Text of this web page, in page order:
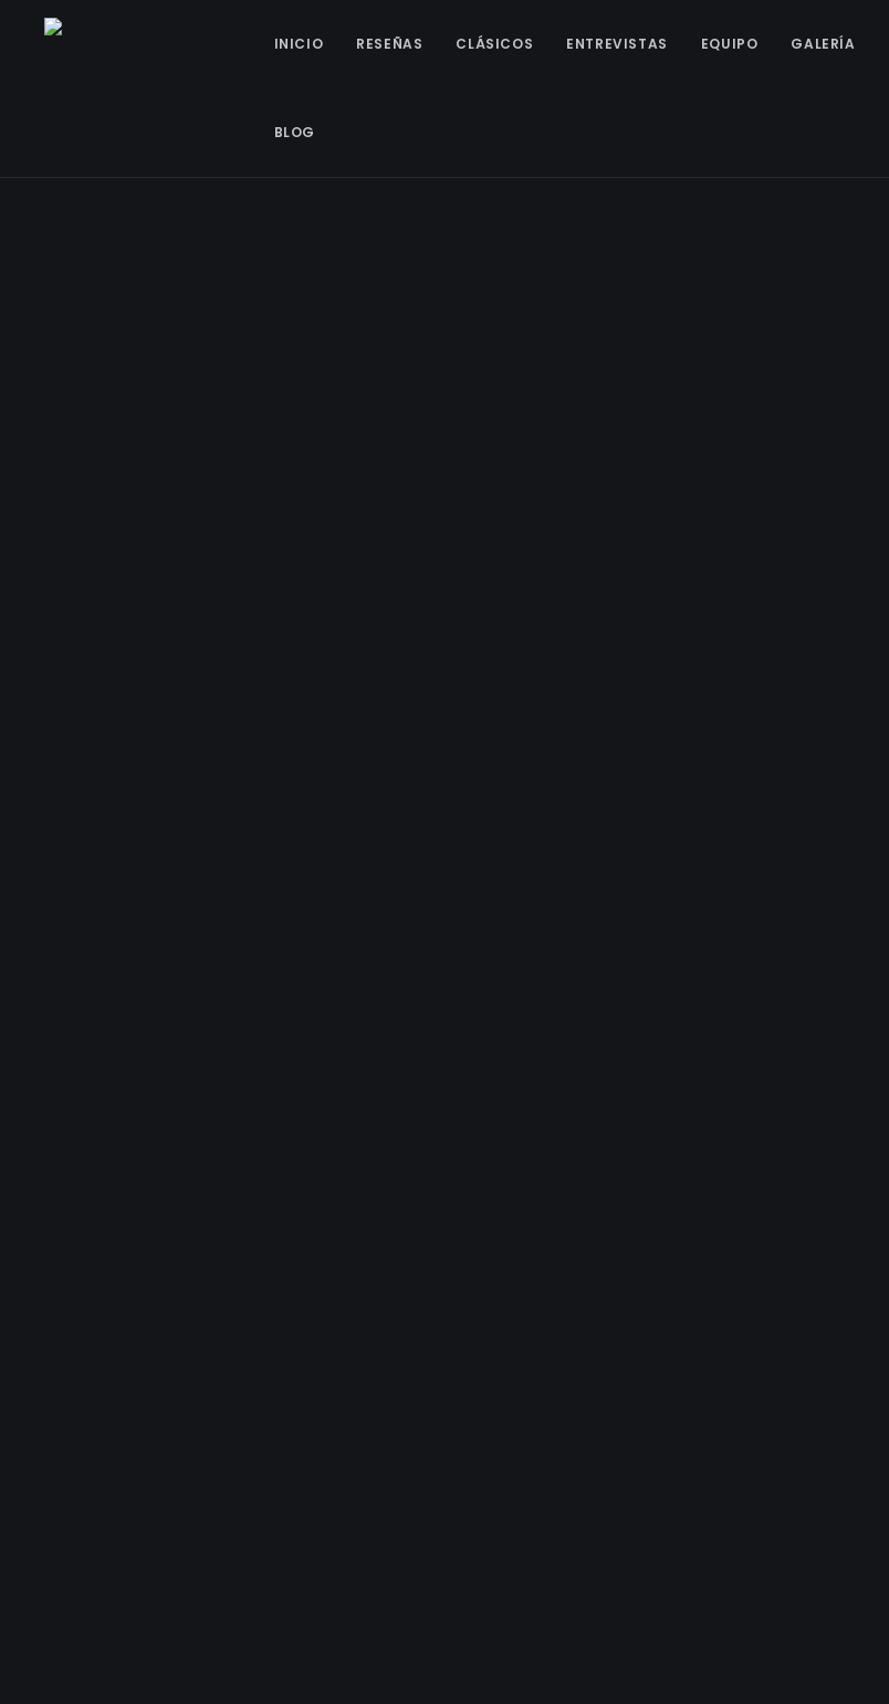
INICIO RESEÑAS CLÁSICOS ENTREVISTAS EQUIPO GALERÍA
BLOG